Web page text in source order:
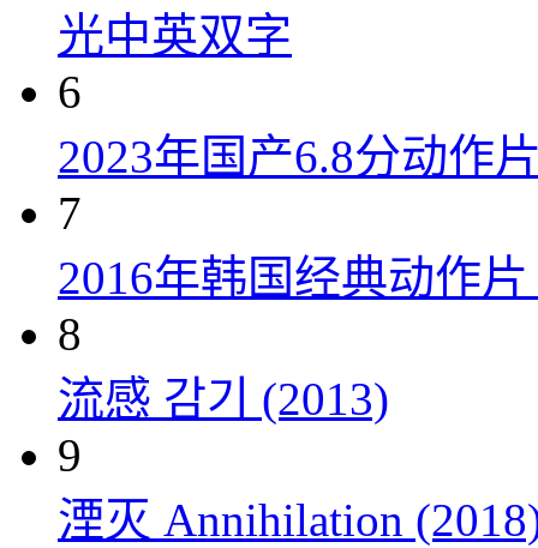
光中英双字
6
2023年国产6.8分动作
7
2016年韩国经典动作
8
流感 감기 (2013)
9
湮灭 Annihilation